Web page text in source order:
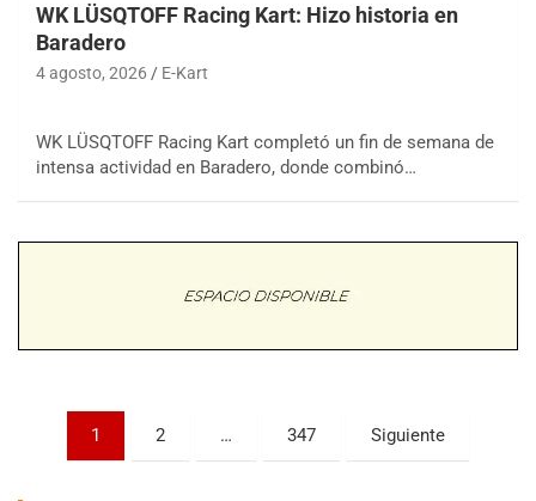
WK LÜSQTOFF Racing Kart: Hizo historia en
Baradero
4 agosto, 2026 E-Kart
WK LÜSQTOFF Racing Kart completó un fin de semana de
intensa actividad en Baradero, donde combinó…
Paginación
1 2 … 347 Siguiente
COBERTURA ESPECIAL DE E-KART.COM.AR
08/09-AGO
Trenque Lauquen (Buenos Aires)
Villaguay (Entre Ríos)